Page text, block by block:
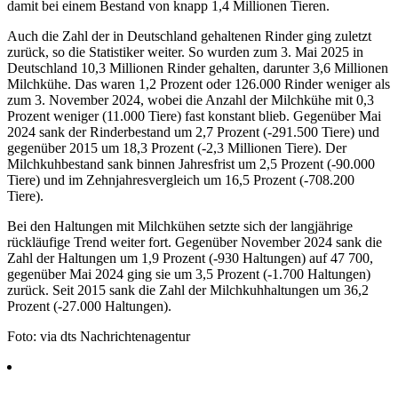
damit bei einem Bestand von knapp 1,4 Millionen Tieren.
Auch die Zahl der in Deutschland gehaltenen Rinder ging zuletzt
zurück, so die Statistiker weiter. So wurden zum 3. Mai 2025 in
Deutschland 10,3 Millionen Rinder gehalten, darunter 3,6 Millionen
Milchkühe. Das waren 1,2 Prozent oder 126.000 Rinder weniger als
zum 3. November 2024, wobei die Anzahl der Milchkühe mit 0,3
Prozent weniger (11.000 Tiere) fast konstant blieb. Gegenüber Mai
2024 sank der Rinderbestand um 2,7 Prozent (-291.500 Tiere) und
gegenüber 2015 um 18,3 Prozent (-2,3 Millionen Tiere). Der
Milchkuhbestand sank binnen Jahresfrist um 2,5 Prozent (-90.000
Tiere) und im Zehnjahresvergleich um 16,5 Prozent (-708.200
Tiere).
Bei den Haltungen mit Milchkühen setzte sich der langjährige
rückläufige Trend weiter fort. Gegenüber November 2024 sank die
Zahl der Haltungen um 1,9 Prozent (-930 Haltungen) auf 47 700,
gegenüber Mai 2024 ging sie um 3,5 Prozent (-1.700 Haltungen)
zurück. Seit 2015 sank die Zahl der Milchkuhhaltungen um 36,2
Prozent (-27.000 Haltungen).
Foto: via dts Nachrichtenagentur